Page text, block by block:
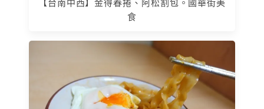
【台南中西】金得春捲、阿松割包。國華街美
食